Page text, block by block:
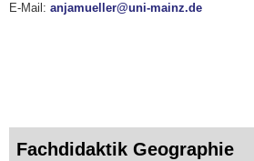
E-Mail: anjamueller@uni-mainz.de
Fachdidaktik Geographie